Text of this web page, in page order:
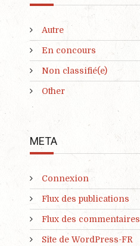
Autre
En concours
Non classifié(e)
Other
META
Connexion
Flux des publications
Flux des commentaires
Site de WordPress-FR